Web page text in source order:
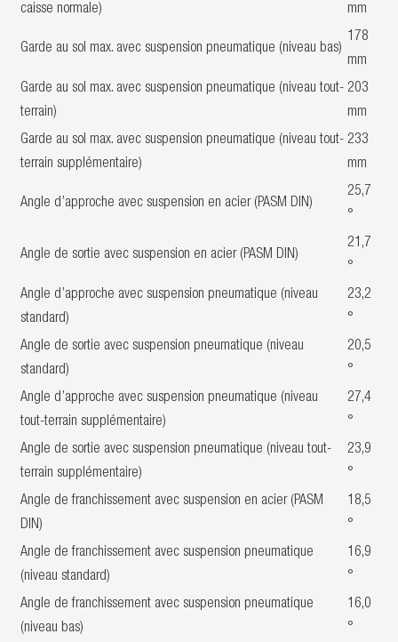
caisse normale)
mm
Garde au sol max. avec suspension pneumatique (niveau bas)
178
mm
Garde au sol max. avec suspension pneumatique (niveau tout-
terrain)
203
mm
Garde au sol max. avec suspension pneumatique (niveau tout-
terrain supplémentaire)
233
mm
Angle d’approche avec suspension en acier (PASM DIN)
25,7
°
Angle de sortie avec suspension en acier (PASM DIN)
21,7
°
Angle d’approche avec suspension pneumatique (niveau
standard)
23,2
°
Angle de sortie avec suspension pneumatique (niveau
standard)
20,5
°
Angle d’approche avec suspension pneumatique (niveau
tout-terrain supplémentaire)
27,4
°
Angle de sortie avec suspension pneumatique (niveau tout-
terrain supplémentaire)
23,9
°
Angle de franchissement avec suspension en acier (PASM
DIN)
18,5
°
Angle de franchissement avec suspension pneumatique
(niveau standard)
16,9
°
Angle de franchissement avec suspension pneumatique
(niveau bas)
16,0
°